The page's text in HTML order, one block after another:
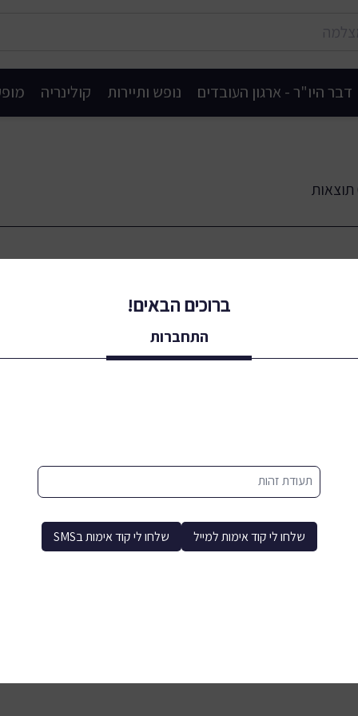
נופש ותיירות קולינריה דבר היו"ר - ארגון העובדים
ברוכים הבאים!
התחברות
תעודת זהות
שלחו לי קוד אימות בSMS שלחו לי קוד אימות למייל